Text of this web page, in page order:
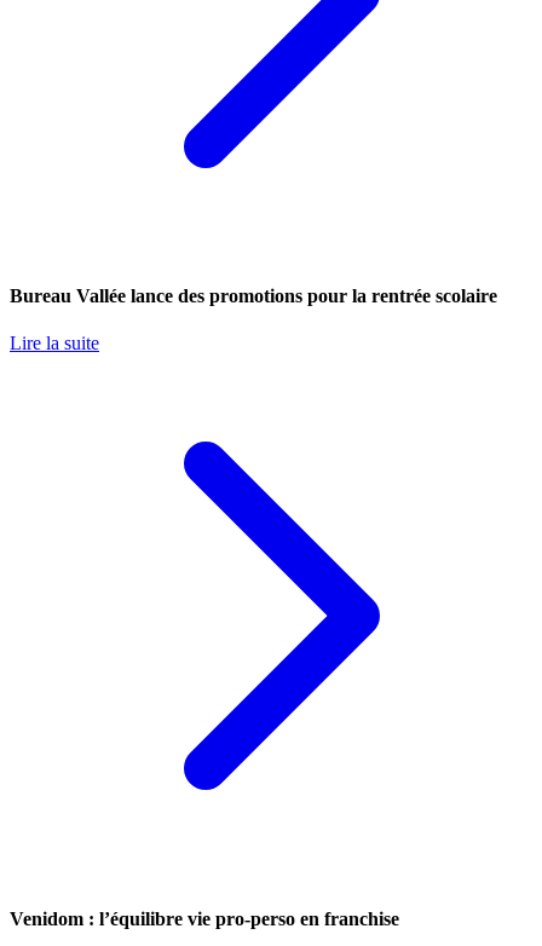
Bureau Vallée lance des promotions pour la rentrée scolaire
Lire la suite
Venidom : l’équilibre vie pro-perso en franchise